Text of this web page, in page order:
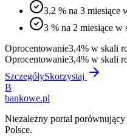
3,2 % na 3 miesiące
3 % na 2 miesiące
Oprocentowanie3,4% w skali
Oprocentowanie3,4% w skali
SzczegółySkorzystaj
B
bankowe.pl
Niezależny portal
Polsce.